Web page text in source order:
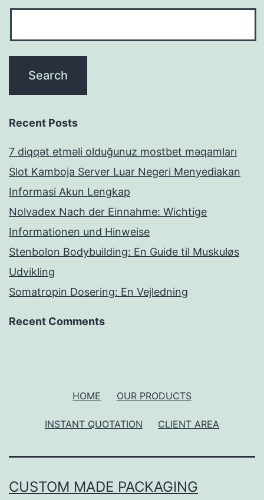
Recent Posts
7 diqqət etməli olduğunuz mostbet məqamları
Slot Kamboja Server Luar Negeri Menyediakan
Informasi Akun Lengkap
Nolvadex Nach der Einnahme: Wichtige
Informationen und Hinweise
Stenbolon Bodybuilding: En Guide til Muskuløs
Udvikling
Somatropin Dosering: En Vejledning
Recent Comments
HOME OUR PRODUCTS
INSTANT QUOTATION CLIENT AREA
CUSTOM MADE PACKAGING